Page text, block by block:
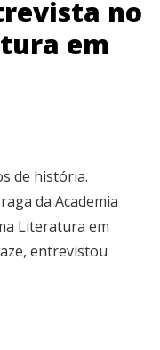
no
em
de história.
da Academia
Literatura em
entrevistou